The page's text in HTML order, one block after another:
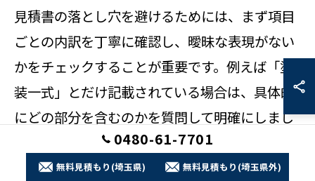
見積書の落とし穴を避けるためには、まず項目
ごとの内訳を丁寧に確認し、曖昧な表現がない
かをチェックすることが重要です。例えば「塗
装一式」とだけ記載されている場合は、具体的
にどの部分を含むのかを質問して明確にしまし
また、工事の前提条件や使用する塗料のグレー
0480-61-7701
無料見積もり(埼玉県) 無料見積もり(埼玉県外)